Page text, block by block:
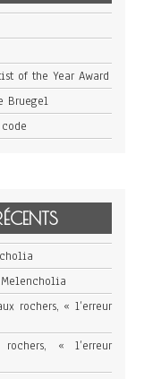
of the Year Award
Bruegel
rochers, « l’erreur
« l’erreur